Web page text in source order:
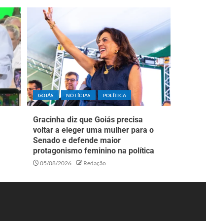
GOIÁS NOTÍCIAS POLÍTICA
Gracinha diz que Goiás precisa
voltar a eleger uma mulher para o
Senado e defende maior
protagonismo feminino na política
05/08/2026 Redação